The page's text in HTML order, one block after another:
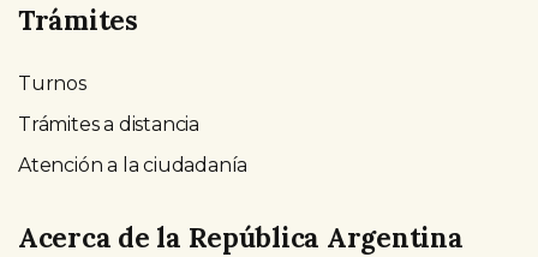
Trámites
Turnos
Trámites a distancia
Atención a la ciudadanía
Acerca de la República Argentina